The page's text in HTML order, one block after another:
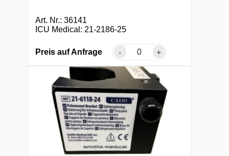
Art. Nr.: 36141
ICU Medical: 21-2186-25
Preis auf Anfrage - +